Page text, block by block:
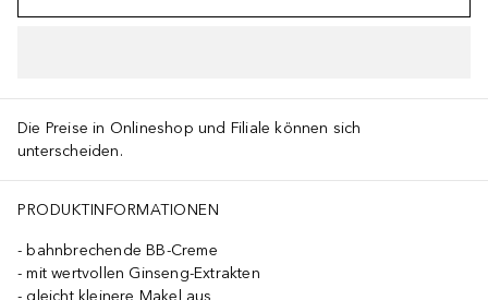
Die Preise in Onlineshop und Filiale können sich
unterscheiden.
PRODUKTINFORMATIONEN
bahnbrechende BB-Creme
mit wertvollen Ginseng-Extrakten
gleicht kleinere Makel aus